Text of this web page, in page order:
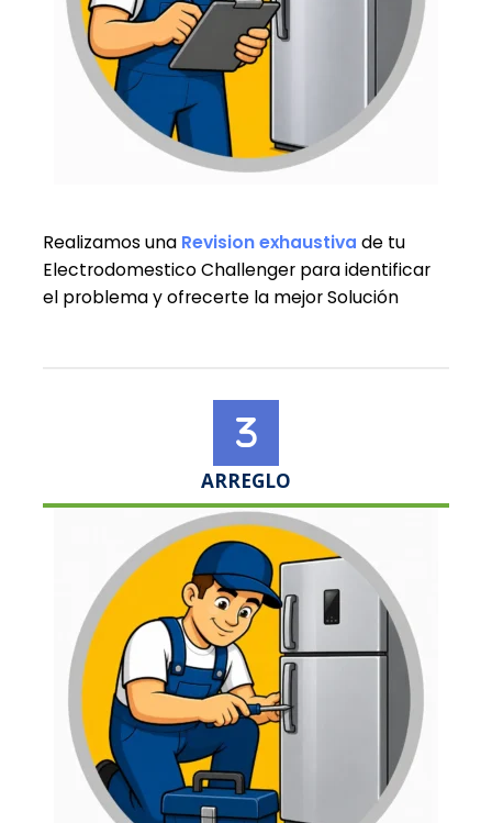
Realizamos una Revision exhaustiva de tu
Electrodomestico Challenger para identificar
el problema y ofrecerte la mejor Solución
ARREGLO